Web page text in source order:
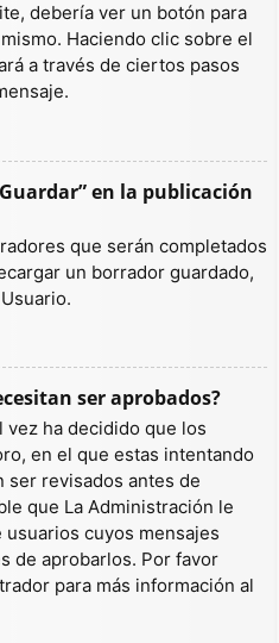
debería ver un botón para
Haciendo clic sobre el
a través de ciertos pasos
en la publicación
que serán completados
un borrador guardado,
ser aprobados?
vez ha decidido que los
en el que estas intentando
ser revisados antes de
que La Administración le
cuyos mensajes
de aprobarlos. Por favor
para más información al